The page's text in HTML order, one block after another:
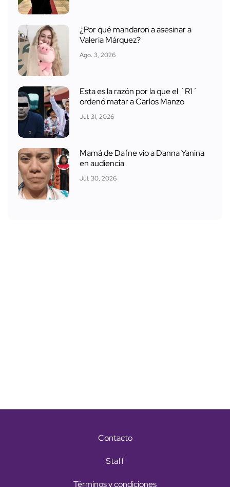
¿Por qué mandaron a asesinar a
Valeria Márquez?
Ago. 3, 2026
Esta es la razón por la que el ´R1´
ordenó matar a Carlos Manzo
Jul. 31, 2026
Mamá de Dafne vio a Danna Yanina
en audiencia
Jul. 30, 2026
Contacto
Staff
Términos y condiciones